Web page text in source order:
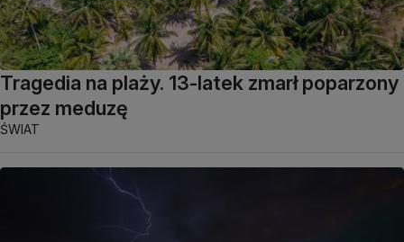
Tragedia na plaży. 13-latek zmarł poparzony
przez meduzę
ŚWIAT